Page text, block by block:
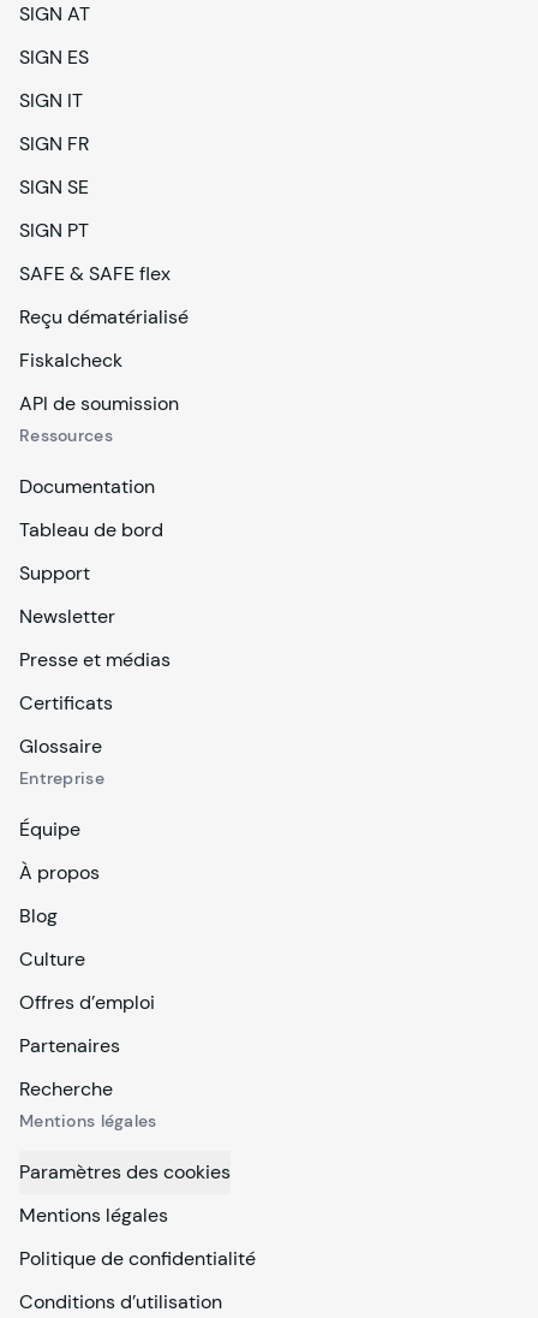
SIGN AT
SIGN ES
SIGN IT
SIGN FR
SIGN SE
SIGN PT
SAFE & SAFE flex
Reçu dématérialisé
Fiskalcheck
API de soumission
Ressources
Documentation
Tableau de bord
Support
Newsletter
Presse et médias
Certificats
Glossaire
Entreprise
Équipe
À propos
Blog
Culture
Offres d’emploi
Partenaires
Recherche
Mentions légales
Paramètres des cookies
Mentions légales
Politique de confidentialité
Conditions d’utilisation